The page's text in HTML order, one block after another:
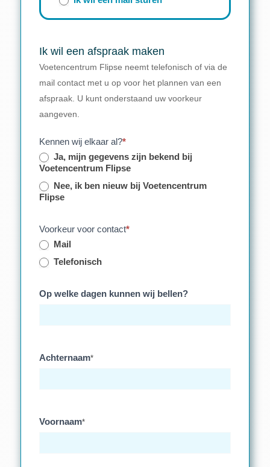
Ik wil een afspraak maken
Voetencentrum Flipse neemt telefonisch of via de
mail contact met u op voor het plannen van een
afspraak. U kunt onderstaand uw voorkeur
aangeven.
Kennen wij elkaar al?*
Ja, mijn gegevens zijn bekend bij
Voetencentrum Flipse
Nee, ik ben nieuw bij Voetencentrum
Flipse
Voorkeur voor contact*
Mail
Telefonisch
Op welke dagen kunnen wij bellen?
Achternaam*
Voornaam*